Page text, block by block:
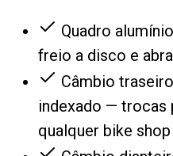
Quadro
freio a disco e
Câmbio
indexado — trocas
qualquer bike shop